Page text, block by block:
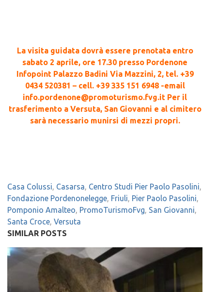
La visita guidata dovrà essere prenotata entro
sabato 2 aprile, ore 17.30 presso Pordenone
Infopoint Palazzo Badini Via Mazzini, 2, tel. +39
0434 520381 – cell. +39 335 151 6948 -email
info.pordenone@promoturismo.fvg.it Per il
trasferimento a Versuta, San Giovanni e al cimitero
sarà necessario munirsi di mezzi propri.
Casa Colussi Casarsa Centro Studi Pier Paolo Pasolini
Fondazione Pordenonelegge Friuli Pier Paolo Pasolini
Pomponio Amalteo PromoTurismoFvg San Giovanni
Santa Croce Versuta
SIMILAR POSTS